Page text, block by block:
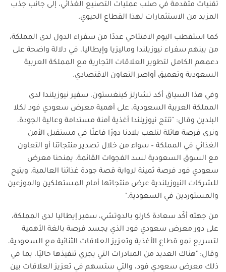
تقنيات متقدمة في صلب عمليات التصنيع الغذائي، إلى جانب جذب
المزيد من الاستثمارات لهذا القطاع الحيوي.
كما استقطب اليوم الافتتاحي عددًا من سفراء الدول لدى المملكة،
من بينهم سفراء نيوزيلندا وماليزيا وإيطاليا، في دلالة واضحة على
دعمهم الكامل لتطوير العلاقات التجارية مع المملكة العربية
السعودية وتعميق أواصر التعاون الاقتصادي.
وفي هذا السياق أكد تشارلز كينغستون، سفير نيوزيلندا لدى
المملكة العربية السعودية، على أهمية معرض سعودي فود لكلا
البلدين وقال: "تنتج نيوزيلندا أغذية آمنة مستدامة وعالية الجودة،
ونرى فرصة هائلة لتلعب بلادنا دورًا فاعلًا في مستقبل الأمن
الغذائي في المملكة – سواء من خلال تصدير منتجاتنا أو التعاون
مع السوق السعودية لسد الفجوات القائمة. يمنحنا معرض
سعودي فود فرصة ثمينة لرواية قصة جودة غذائنا العالمية، ويتيح
للشركات النيوزيلندية عرض منتجاتها أمام المستهلكين والموزعين
والمستوردين في السعودية."
من جهته أكّد سعادة كارلو بالدوتشي، سفير إيطاليا لدى المملكة،
على دور معرض سعودي فود الذي يجسد فرصة بالغة الأهمية
لتسريع نمو قطاع الأغذية وتعزيز العلاقات الثنائية مع السعودية،
وقال: "هناك العديد من المبادرات التي يجري تنفيذها حاليًا، بما في
ذلك معرض سعودي فود، والتي ستسهم في تعزيز العلاقات بين